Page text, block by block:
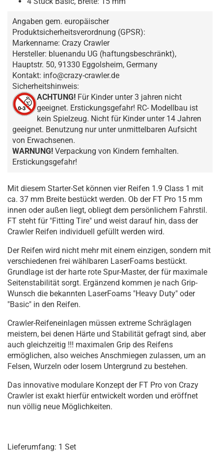
Angaben gem. europäischer
Produktsicherheitsverordnung (GPSR):
Markenname: Crazy Crawler
Hersteller: bluenandu UG (haftungsbeschränkt),
Hauptstr. 50, 91330 Eggolsheim, Germany
Kontakt: info@crazy-crawler.de
Sicherheitshinweis:
ACHTUNG! Für Kinder unter 3 jahren nicht
geeignet. Erstickungsgefahr! RC- Modellbau ist
kein Spielzeug. Nicht für Kinder unter 14 Jahren
geeignet. Benutzung nur unter unmittelbaren Aufsicht
von Erwachsenen.
WARNUNG! Verpackung von Kindern fernhalten.
Erstickungsgefahr!
Mit diesem Starter-Set können vier Reifen 1.9 Class 1 mit
ca. 37 mm Breite bestückt werden. Ob der FT Pro 15 mm
innen oder außen liegt, obliegt dem persönlichem Fahrstil.
FT steht für "Fitting Tire" und weist darauf hin, dass der
Crawler Reifen individuell gefüllt werden wird.
Der Reifen wird nicht mehr mit einem einzigen, sondern mit
verschiedenen frei wählbaren LaserFoams bestückt.
Grundlage ist der harte rote Spur-Master, der für maximale
Seitenstabilität sorgt. Ergänzend kommen je nach Grip-
Wunsch die bekannten LaserFoams "Heavy Duty" oder
"Basic" in den Reifen.
Crawler-Reifeneinlagen müssen extreme Schräglagen
meistern, bei denen Härte und Stabilität gefragt sind, aber
auch gleichzeitig !!! maximalen Grip des Reifens
ermöglichen, also weiches Anschmiegen zulassen, um an
Felsen, Wurzeln oder losem Untergrund zu bestehen.
Das innovative modulare Konzept der FT Pro von Crazy
Crawler ist exakt hierfür entwickelt worden und eröffnet
nun völlig neue Möglichkeiten.
Lieferumfang: 1 Set